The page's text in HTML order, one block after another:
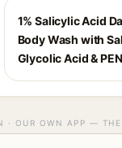
1% Salicylic Acid
Body Wash with
Glycolic Acid &
· OUR OWN APP —